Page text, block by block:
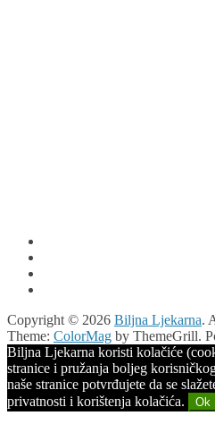
Copyright © 2026 Biljna Ljekarna.
Theme: ColorMag by ThemeGrill.
Biljna Ljekarna koristi kolačiće
stranice i pružanja boljeg
naše stranice potvrđujete da se
privatnosti i korištenja kolačića.
Ok